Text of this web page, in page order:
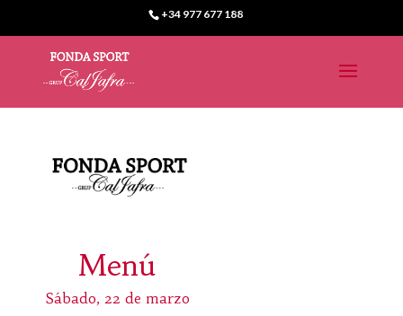
+34 977 677 188
Menú
Sábado, 22 de marzo